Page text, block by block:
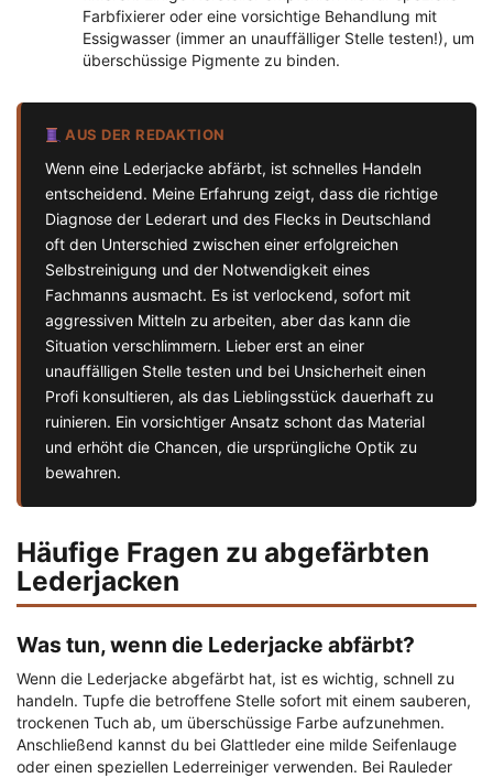
Farbfixierer oder eine vorsichtige Behandlung mit
Essigwasser (immer an unauffälliger Stelle testen!), um
überschüssige Pigmente zu binden.
AUS DER REDAKTION
Wenn eine Lederjacke abfärbt, ist schnelles Handeln
entscheidend. Meine Erfahrung zeigt, dass die richtige
Diagnose der Lederart und des Flecks in Deutschland
oft den Unterschied zwischen einer erfolgreichen
Selbstreinigung und der Notwendigkeit eines
Fachmanns ausmacht. Es ist verlockend, sofort mit
aggressiven Mitteln zu arbeiten, aber das kann die
Situation verschlimmern. Lieber erst an einer
unauffälligen Stelle testen und bei Unsicherheit einen
Profi konsultieren, als das Lieblingsstück dauerhaft zu
ruinieren. Ein vorsichtiger Ansatz schont das Material
und erhöht die Chancen, die ursprüngliche Optik zu
bewahren.
Häufige Fragen zu abgefärbten
Lederjacken
Was tun, wenn die Lederjacke abfärbt?
Wenn die Lederjacke abgefärbt hat, ist es wichtig, schnell zu
handeln. Tupfe die betroffene Stelle sofort mit einem sauberen,
trockenen Tuch ab, um überschüssige Farbe aufzunehmen.
Anschließend kannst du bei Glattleder eine milde Seifenlauge
oder einen speziellen Lederreiniger verwenden. Bei Rauleder